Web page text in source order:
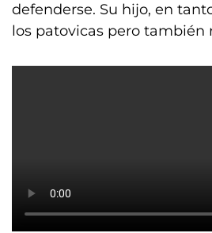
defenderse. Su hijo, en
los patovicas pero también